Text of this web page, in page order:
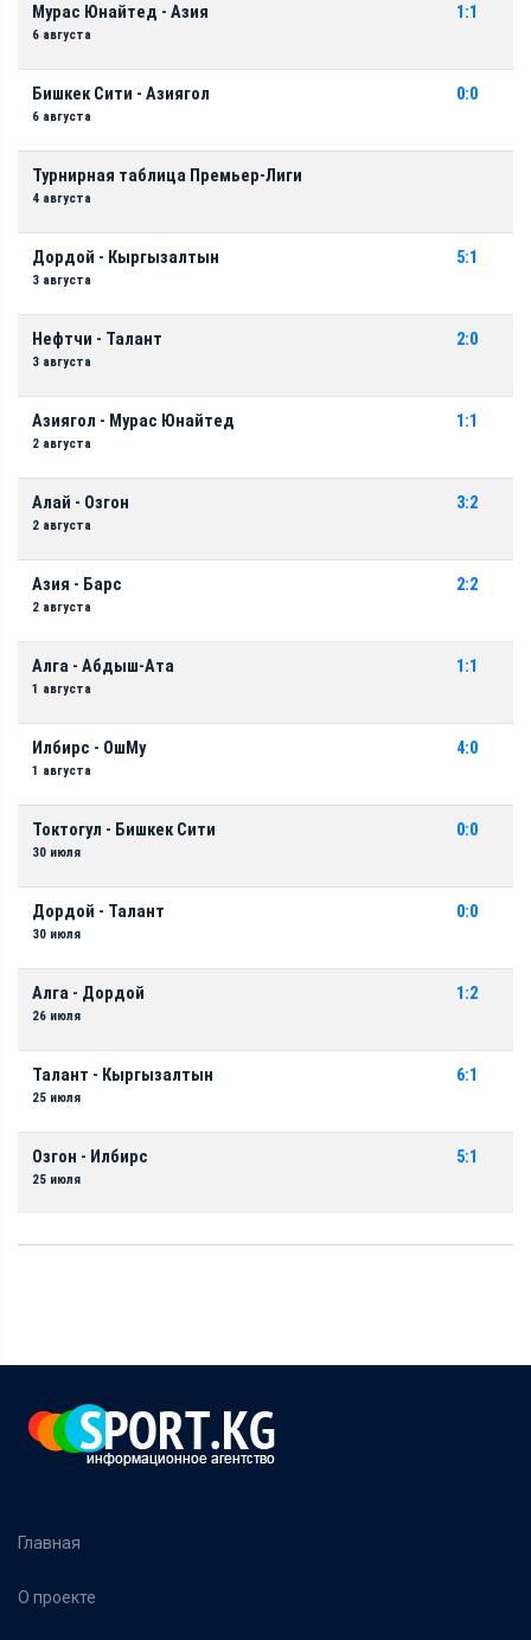
Мурас Юнайтед - Азия
6 августа
1:1
Бишкек Сити - Азиягол
6 августа
0:0
Турнирная таблица Премьер-Лиги
4 августа
Дордой - Кыргызалтын
3 августа
5:1
Нефтчи - Талант
3 августа
2:0
Азиягол - Мурас Юнайтед
2 августа
1:1
Алай - Озгон
2 августа
3:2
Азия - Барс
2 августа
2:2
Алга - Абдыш-Ата
1 августа
1:1
Илбирс - ОшМу
1 августа
4:0
Токтогул - Бишкек Сити
30 июля
0:0
Дордой - Талант
30 июля
0:0
Алга - Дордой
26 июля
1:2
Талант - Кыргызалтын
25 июля
6:1
Озгон - Илбирс
25 июля
5:1
Главная
О проекте